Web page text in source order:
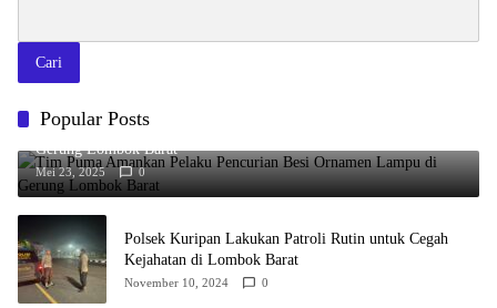
Cari
Popular Posts
Tim Puma Amankan Pelaku Pencurian Besi Ornamen Lampu di
Gerung Lombok Barat
Mei 23, 2025 0
Polsek Kuripan Lakukan Patroli Rutin untuk Cegah
Kejahatan di Lombok Barat
November 10, 2024 0